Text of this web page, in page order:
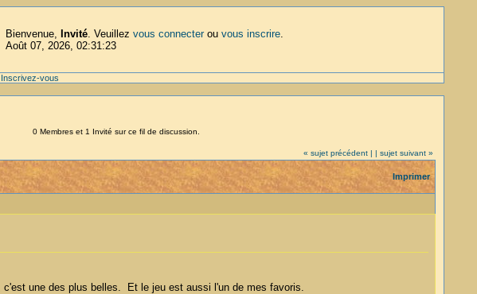
Bienvenue, Invité. Veuillez vous connecterou vous inscrire.
Août 07, 2026, 02:31:23
Inscrivez-vous
0 Membres et 1 Invité sur ce fil de discussion.
« sujet précédent | | sujet suivant »
Imprimer
c'est une des plus belles. Et le jeu est aussi l'un de mes favoris.